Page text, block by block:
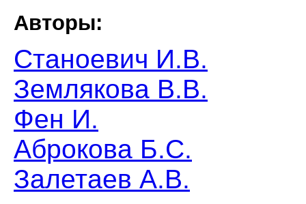
Авторы:
Станоевич И.В.
Землякова В.В.
Фен И.
Аброкова Б.С.
Залетаев А.В.